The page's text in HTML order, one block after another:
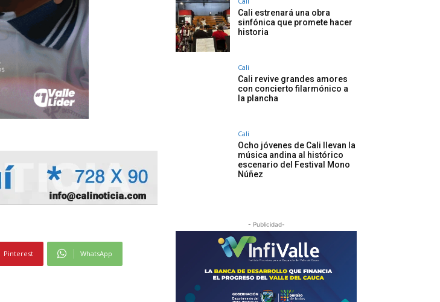
Pinterest WhatsApp
Cali estrenará una obra
sinfónica que promete hacer
historia
Cali
Cali revive grandes amores
con concierto filarmónico a
la plancha
Cali
Ocho jóvenes de Cali llevan la
música andina al histórico
escenario del Festival Mono
Núñez
- Publicidad-